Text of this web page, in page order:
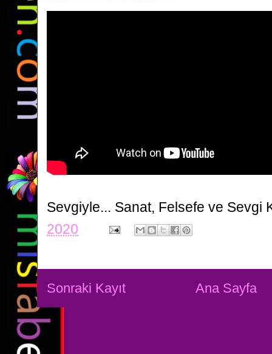
Sevgiyle... Sanat, Felsefe ve Sevgi
2020
Sonraki Kayıt Ana Sayfa